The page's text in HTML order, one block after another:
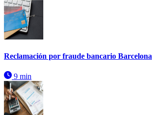
Reclamación por fraude bancario Barcelona
9 min